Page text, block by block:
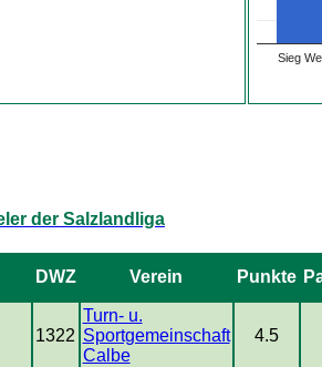
Sieg
der Salzlandliga
DWZ Verein Punkte
1322
Turn- u.
Sportgemeinschaft
Calbe
4.5